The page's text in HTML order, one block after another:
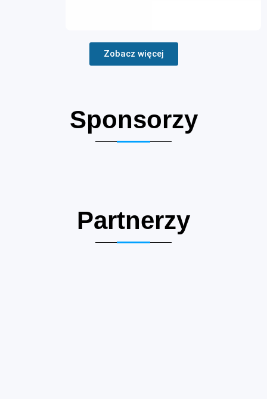
Zobacz więcej
Sponsorzy
Partnerzy